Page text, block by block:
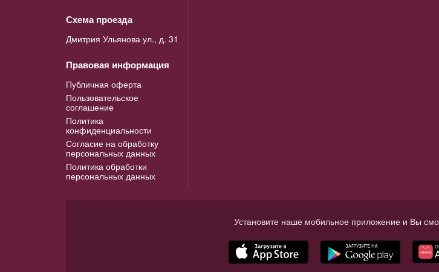
Схема проезда
Дмитрия Ульянова ул., д. 31
Правовая информация
Публичная оферта
Пользовательское
соглашение
Политика
конфиденциальности
Согласие на обработку
персональных данных
Политика обработки
персональных данных
Установите наше мобильное приложение и Вы